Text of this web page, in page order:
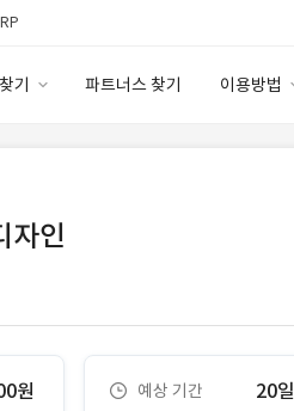
기 파트너스 찾기 이용방법
자인
원 예상 기간 20일